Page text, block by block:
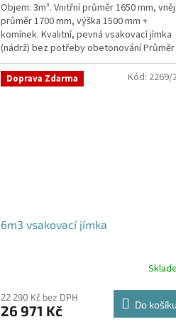
Objem: 3m³. Vnitřní průměr 1650 mm,
průměr 1700 mm, výška 1500 mm +
komínek. Kvalitní, pevná vsakovací jímka
(nádrž) bez potřeby obetonování Průměr
přítoku a odtoku +...
Doprava Zdarma
6m3 vsakovací jímka
22 290 Kč bez DPH
26 971 Kč Do košíku
Kód: 2269/